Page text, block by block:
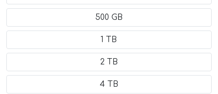
500 GB
1 TB
2 TB
4 TB